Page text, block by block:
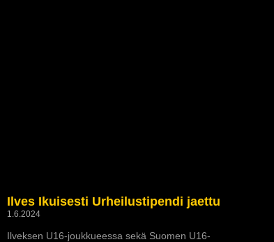
Ilves Ikuisesti Urheilustipendi jaettu
1.6.2024
Ilveksen U16-joukkueessa sekä Suomen U16-